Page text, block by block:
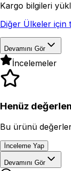
Kargo bilgileri
Diğer Ülkeler için
Devamını Gör
İncelemeler
Henüz
Bu ürünü
İnceleme Yap
Devamını Gör